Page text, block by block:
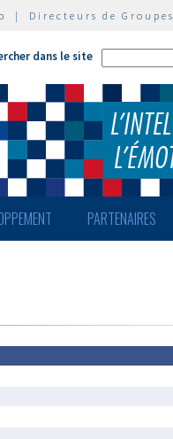
| Directeurs de Groupes
dans le site
PARTENAIRES